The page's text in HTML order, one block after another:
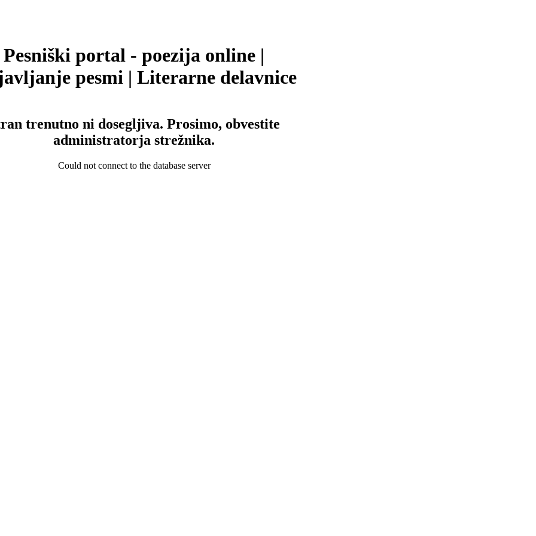
Pesniški portal - poezija online |
pesmi | Literarne delavnice
trenutno ni dosegljiva. Prosimo, obvestite
administratorja strežnika.
Could not connect to the database server